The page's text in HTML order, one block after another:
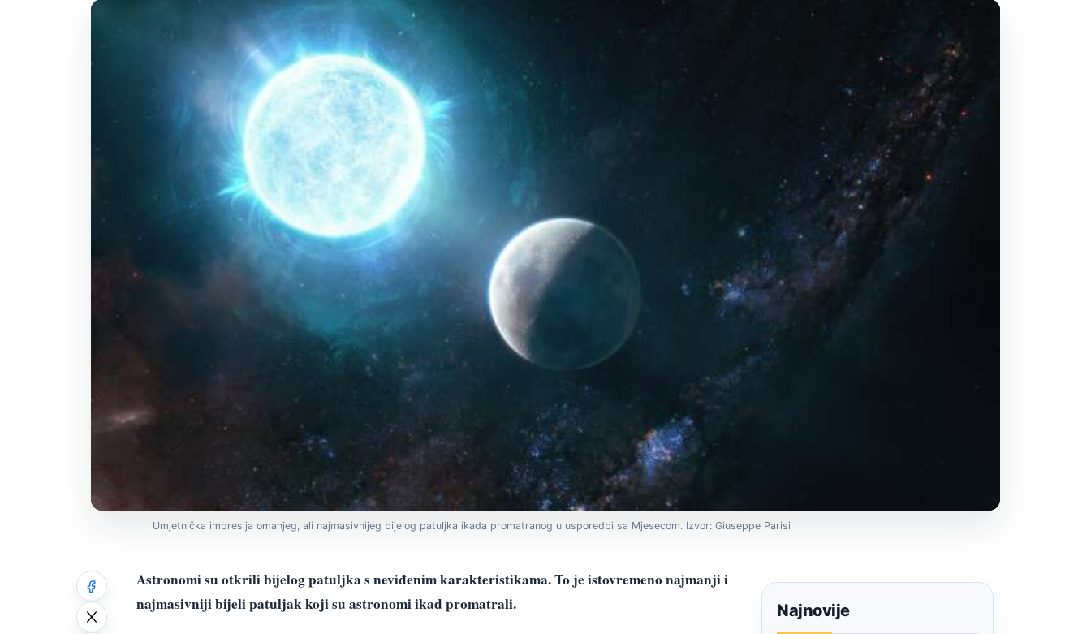
Umjetnička impresija omanjeg, ali najmasivnijeg bijelog patuljka ikada promatranog u usporedbi sa Mjesecom. Izvor: Giuseppe Parisi
Astronomi su otkrili bijelog patuljka s neviđenim karakteristikama. To je istovremeno najmanji i
najmasivniji bijeli patuljak koji su astronomi ikad promatrali.
Najnovije